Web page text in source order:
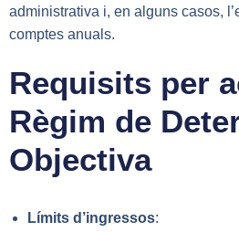
administrativa i, en alguns casos,
comptes anuals.
Requisits per
Règim de
Objectiva
Límits d’ingressos: